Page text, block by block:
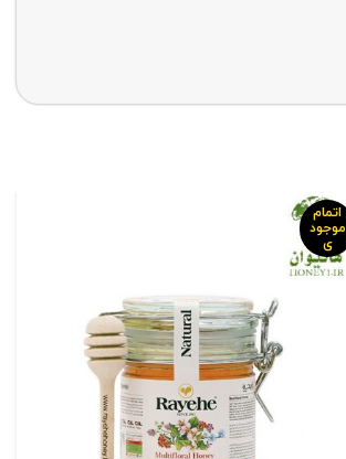
اتمام
موجود
ی